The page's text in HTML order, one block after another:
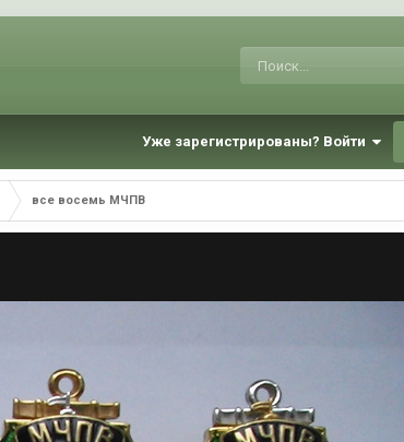
Уже зарегистрированы? Войти
все восемь МЧПВ